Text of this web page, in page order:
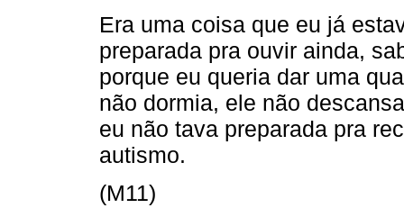
Era uma coisa que eu já
preparada pra ouvir ainda,
porque eu queria dar uma
não dormia, ele não
eu não tava preparada pra
autismo.
(M11)